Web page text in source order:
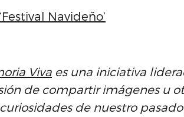
‘Festival Navideño’
Viva es una iniciativa
de compartir imágenes u
de nuestro